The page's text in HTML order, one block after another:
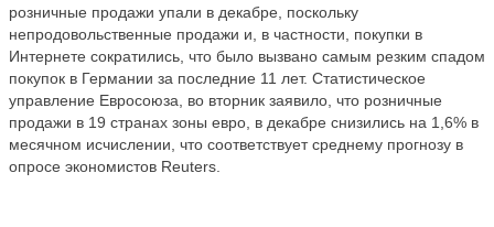
розничные продажи упали в декабре, поскольку
непродовольственные продажи и, в частности, покупки в
Интернете сократились, что было вызвано самым резким спадом
покупок в Германии за последние 11 лет. Статистическое
управление Евросоюза, во вторник заявило, что розничные
продажи в 19 странах зоны евро, в декабре снизились на 1,6% в
месячном исчислении, что соответствует среднему прогнозу в
опросе экономистов Reuters.